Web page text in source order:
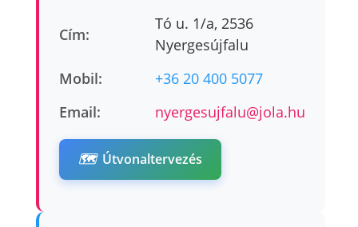
Cím:
Tó u. 1/a, 2536
Nyergesújfalu
Mobil:
+36 20 400 5077
Email:
nyergesujfalu@jola.hu
🗺️ Útvonaltervezés